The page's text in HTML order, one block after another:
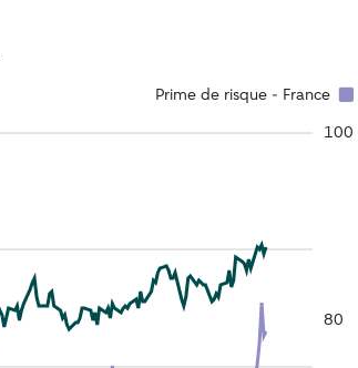
Prime de risque - France
80
100